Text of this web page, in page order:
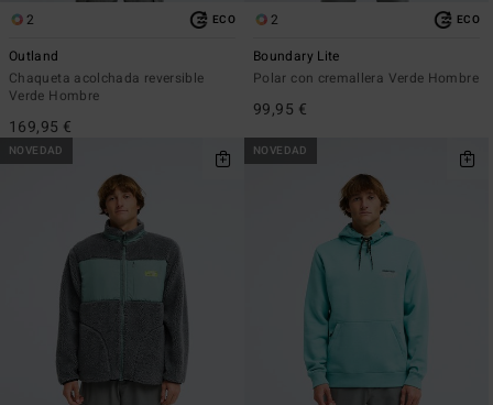
2 ECO
Outland
Chaqueta acolchada reversible
Verde Hombre
169,95 €
2 ECO
Boundary Lite
Polar con cremallera Verde Hombre
99,95 €
NOVEDAD NOVEDAD